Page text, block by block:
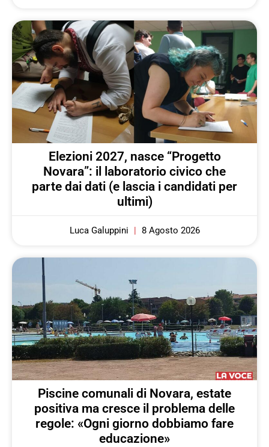
Elezioni 2027, nasce “Progetto
Novara”: il laboratorio civico che
parte dai dati (e lascia i candidati per
ultimi)
Luca Galuppini 8 Agosto 2026
Piscine comunali di Novara, estate
positiva ma cresce il problema delle
regole: «Ogni giorno dobbiamo fare
educazione»